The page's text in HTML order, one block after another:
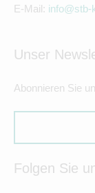
E-Mail: info@stb-
Unser
Abonnieren Sie
Folgen Sie